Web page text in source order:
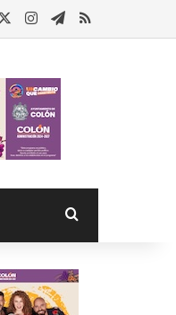
Instagram
Telegram
RSS